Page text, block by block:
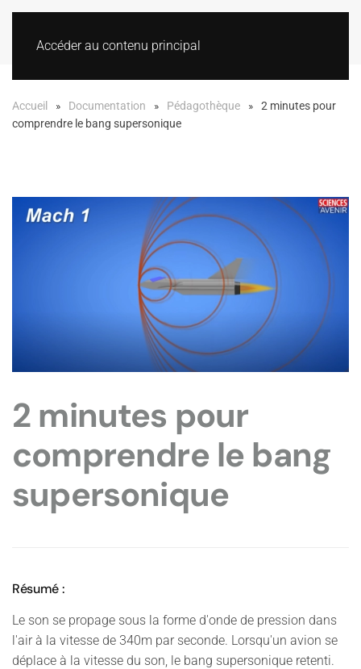
Accéder au contenu principal
Accueil Documentation Pédagothèque
2 minutes pour
comprendre le bang supersonique
2 minutes pour
comprendre le bang
supersonique
Résumé :
Le son se propage sous la forme d'onde de pression dans
l'air à la vitesse de 340m par seconde. Lorsqu'un avion se
déplace à la vitesse du son, le bang supersonique retenti.